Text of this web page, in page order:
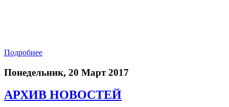
Подробнее
Понедельник, 20 Март 2017
АРХИВ НОВОСТЕЙ